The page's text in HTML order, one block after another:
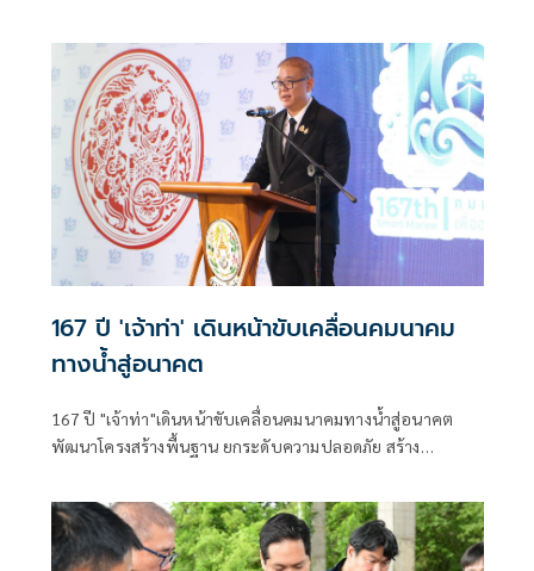
167 ปี 'เจ้าท่า' เดินหน้าขับเคลื่อนคมนาคม
ทางน้ำสู่อนาคต
167 ปี "เจ้าท่า"เดินหน้าขับเคลื่อนคมนาคมทางน้ำสู่อนาคต
พัฒนาโครงสร้างพื้นฐาน ยกระดับความปลอดภัย สร้าง